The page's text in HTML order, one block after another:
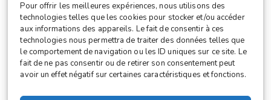
Pour offrir les meilleures expériences, nous utilisons des
technologies telles que les cookies pour stocker et/ou accéder
aux informations des appareils. Le fait de consentir à ces
technologies nous permettra de traiter des données telles que
le comportement de navigation ou les ID uniques sur ce site. Le
fait de ne pas consentir ou de retirer son consentement peut
avoir un effet négatif sur certaines caractéristiques et fonctions.
LABORATOIRE,RECHERCHE
Vers une médecine régénérative équitable
grâce à la biofabrication intelligente